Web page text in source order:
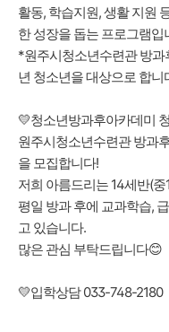
활동, 학습지원, 생활 지원
한 성장을 돕는 프로그램입
*원주시청소년수련관 방과
년 청소년을 대상으로 합니
💛청소년방과후아카데미
원주시청소년수련관 방과
을 모집합니다!
저희 아름드리는 14세반(
평일 방과 후에 교과학습,
고 있습니다.
많은 관심 부탁드립니다😊
💛입학상담 033-748-2180